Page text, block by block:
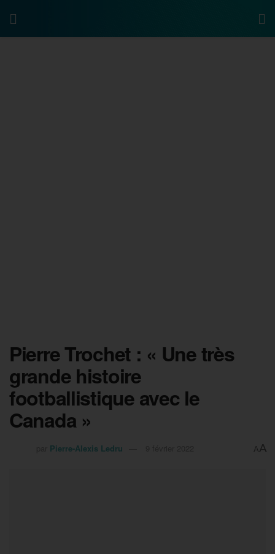
Pierre Trochet : « Une très
grande histoire
footballistique avec le
Canada »
Pierre-Alexis Ledru AA